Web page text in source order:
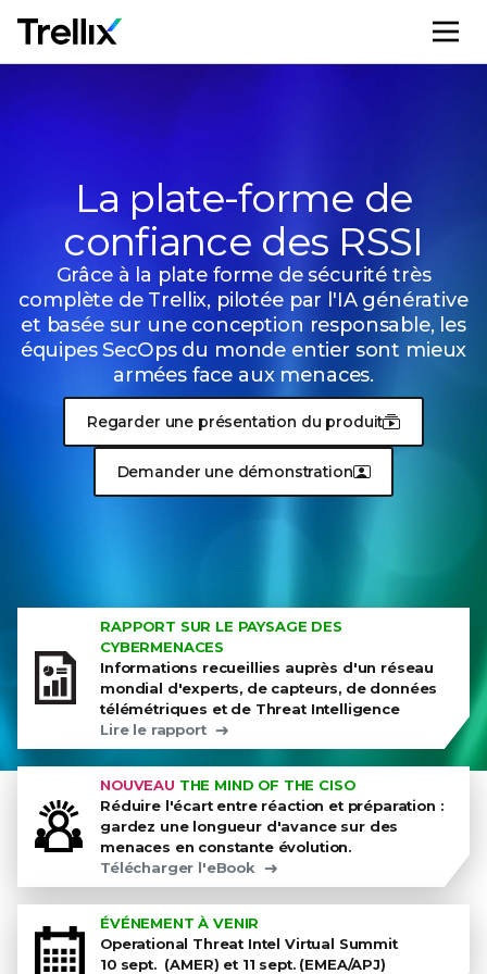
La plate-forme de
confiance des RSSI
Grâce à la plate forme desécurité très
complète deTrellix, pilotée par l'IA générative
et basée sur une conception responsable, les
équipes SecOps du monde entier sont mieux
armées face aux menaces.
Regarder une présentation du produit
Demander une démonstration
RAPPORT SUR LE PAYSAGE DES
CYBERMENACES
Informations recueillies auprès d'un réseau
mondial d'experts, de capteurs, de données
télémétriques et de Threat Intelligence
Lire le rapport
NOUVEAU THE MIND OF THE CISO
Réduire l'écart entre réaction et préparation :
gardez une longueur d'avance sur des
menaces en constante évolution.
Télécharger l'eBook
ÉVÉNEMENT À VENIR
Operational Threat Intel Virtual Summit
10 sept. (AMER) et 11 sept. (EMEA/APJ)